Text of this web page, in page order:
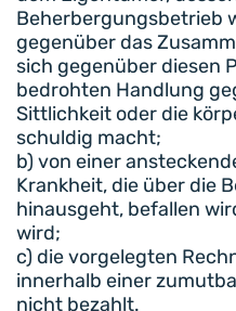
Beherbergungsbetrieb
gegenüber das
sich gegenüber diesen
bedrohten Handlung
Sittlichkeit oder die
schuldig macht;
b) von einer
Krankheit, die über die
hinausgeht, befallen
wird;
c) die vorgelegten
innerhalb einer
nicht bezahlt.